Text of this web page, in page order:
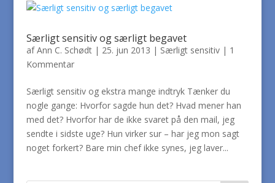
Særligt sensitiv og særligt begavet
afAnn C. Schødt| 25. jun 2013 | Særligt sensitiv| 1
Kommentar
Særligt sensitiv og ekstra mange indtryk Tænker du
nogle gange: Hvorfor sagde hun det? Hvad mener han
med det? Hvorfor har de ikke svaret på den mail, jeg
sendte i sidste uge? Hun virker sur – har jeg mon sagt
noget forkert? Bare min chef ikke synes, jeg laver...